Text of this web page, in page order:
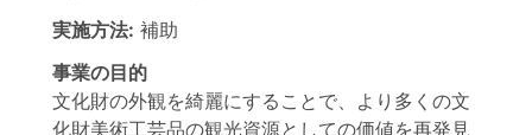
実施方法: 補助
事業の目的
文化財の外観を綺麗にすることで、より多くの文
化財美術工芸品の観光資源としての価値を再発見